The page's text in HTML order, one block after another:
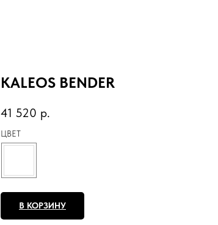
KALEOS BENDER
41 520 р.
ЦВЕТ
В КОРЗИНУ